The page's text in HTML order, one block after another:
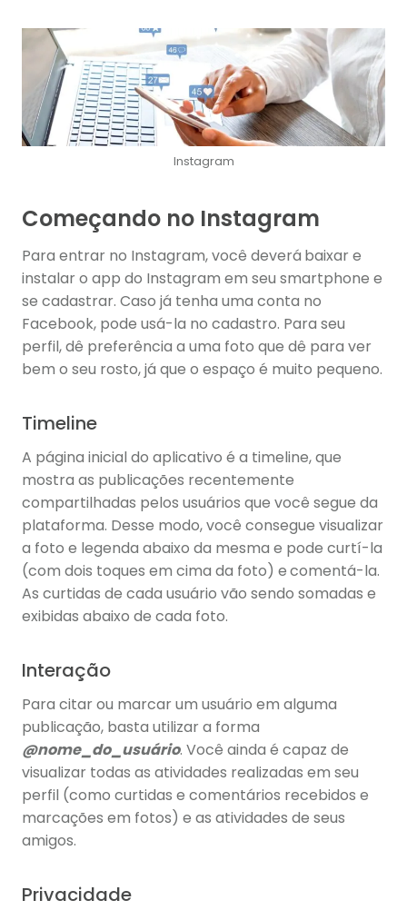
Instagram
Começando no Instagram
Para entrar no Instagram, você deverá baixar e
instalar o app do Instagram em seu smartphone e
se cadastrar. Caso já tenha uma conta no
Facebook, pode usá-la no cadastro. Para seu
perfil, dê preferência a uma foto que dê para ver
bem o seu rosto, já que o espaço é muito pequeno.
Timeline
A página inicial do aplicativo é a timeline, que
mostra as publicações recentemente
compartilhadas pelos usuários que você segue da
plataforma. Desse modo, você consegue visualizar
a foto e legenda abaixo da mesma e pode curtí-la
(com dois toques em cima da foto) ecomentá-la.
As curtidas de cada usuário vão sendo somadas e
exibidas abaixo de cada foto.
Interação
Para citar ou marcar um usuário em alguma
publicação, basta utilizar a forma
@nome_do_usuário. Você ainda é capaz de
visualizar todas as atividades realizadas em seu
perfil (como curtidas e comentários recebidos e
marcações em fotos) e as atividades de seus
amigos.
Privacidade